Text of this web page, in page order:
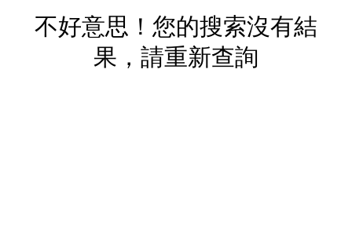
不好意思！您的搜索沒有結
果，請重新查詢